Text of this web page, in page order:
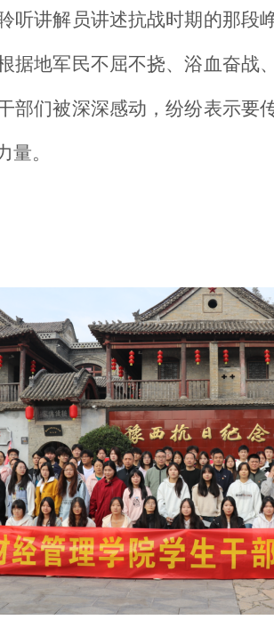
听讲解员讲述抗战时期的那段
据地军民不屈不挠、浴血奋战
部们被深深感动，纷纷表示要
量。